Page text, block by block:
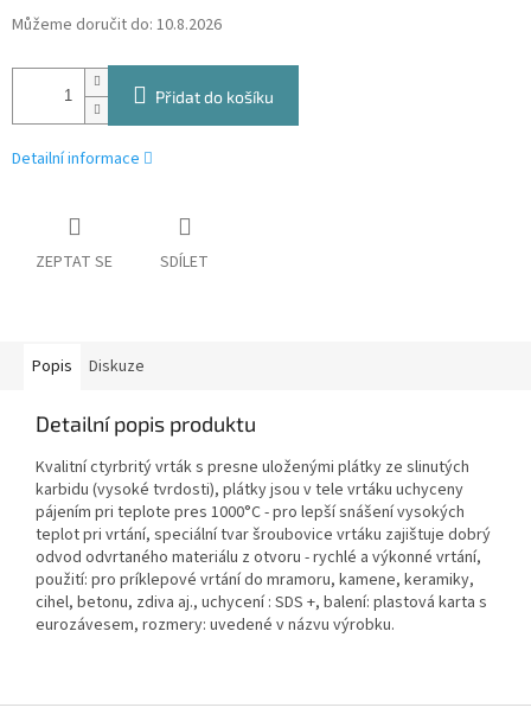
Můžeme doručit do: 10.8.2026
Přidat do košíku
Detailní informace
ZEPTAT SE SDÍLET
Popis Diskuze
Detailní popis produktu
Kvalitní ctyrbritý vrták s presne uloženými plátky ze slinutých
karbidu (vysoké tvrdosti), plátky jsou v tele vrtáku uchyceny
pájením pri teplote pres 1000°C - pro lepší snášení vysokých
teplot pri vrtání, speciální tvar šroubovice vrtáku zajištuje dobrý
odvod odvrtaného materiálu z otvoru - rychlé a výkonné vrtání,
použití: pro príklepové vrtání do mramoru, kamene, keramiky,
cihel, betonu, zdiva aj., uchycení : SDS +, balení: plastová karta s
eurozávesem, rozmery: uvedené v názvu výrobku.